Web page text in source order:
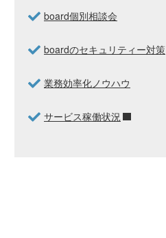
board個別相談会
boardのセキュリティー対策
業務効率化ノウハウ
サービス稼働状況